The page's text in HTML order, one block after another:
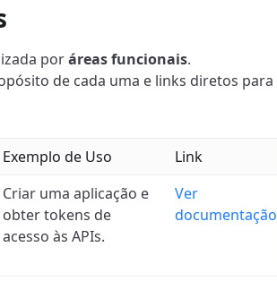
poráreas funcionais.
de cada uma e links diretos para
Exemplo de Uso
Link
Criar uma aplicação e
obter tokens de
acesso às APIs.
Ver
documentação